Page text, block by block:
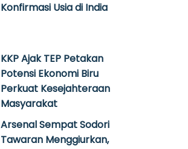
Konfirmasi Usia di India
KKP Ajak TEP Petakan
Potensi Ekonomi Biru
Perkuat Kesejahteraan
Masyarakat
Arsenal Sempat Sodori
Tawaran Menggiurkan,